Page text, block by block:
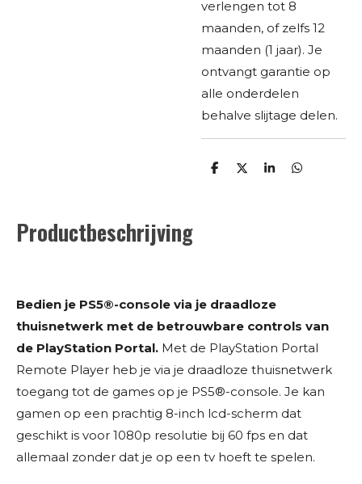
verlengen tot 8
maanden, of zelfs 12
maanden (1 jaar). Je
ontvangt garantie op
alle onderdelen
behalve slijtage delen.
D
D
S
D
Productbeschrijving
Bedien je PS5®-console via je draadloze
thuisnetwerk met de betrouwbare controls van
de PlayStation Portal. Met de PlayStation Portal
Remote Player heb je via je draadloze thuisnetwerk
toegang tot de games op je PS5®-console. Je kan
gamen op een prachtig 8-inch lcd-scherm dat
geschikt is voor 1080p resolutie bij 60 fps en dat
allemaal zonder dat je op een tv hoeft te spelen.